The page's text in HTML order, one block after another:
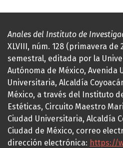
Anales del Instituto de
XLVIII, núm. 128 (primavera de
semestral, editada por la
Autónoma de México, Avenida
Universitaria, Alcaldía
México, a través del Instituto
Estéticas, Circuito Maestro
Ciudad Universitaria, Alcaldía
Ciudad de México, correo
dirección electrónica: https://